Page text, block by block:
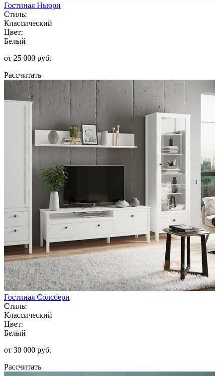
Гостиная Ньюри
Стиль:
Классический
Цвет:
Белый
от 25 000 руб.
Рассчитать
Гостиная Солсбери
Стиль:
Классический
Цвет:
Белый
от 30 000 руб.
Рассчитать